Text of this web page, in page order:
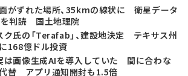
がずれた場所、35kmの線状に 衛星データ
を判読 国土地理院
ク氏の「Terafab」、建設地決定 テキサス州
168億ドル投資
は画像生成AIを導入していた 間に合わな
替 アプリ通知開封も1.5倍